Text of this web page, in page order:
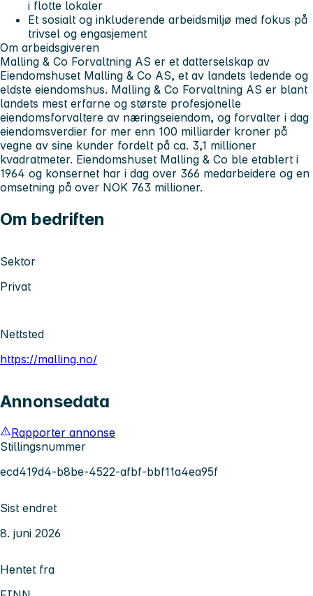
i flotte lokaler
Et sosialt og inkluderende arbeidsmiljø med fokus på
trivsel og engasjement
Om arbeidsgiveren
Malling & Co Forvaltning AS er et datterselskap av
Eiendomshuset Malling & Co AS, et av landets ledende og
eldste eiendomshus. Malling & Co Forvaltning AS er blant
landets mest erfarne og største profesjonelle
eiendomsforvaltere av næringseiendom, og forvalter i dag
eiendomsverdier for mer enn 100 milliarder kroner på
vegne av sine kunder fordelt på ca. 3,1 millioner
kvadratmeter. Eiendomshuset Malling & Co ble etablert i
1964 og konsernet har i dag over 366 medarbeidere og en
omsetning på over NOK 763 millioner.
Om bedriften
Sektor
Privat
Nettsted
https://malling.no/
Annonsedata
Rapporter annonse
Stillingsnummer
ecd419d4-b8be-4522-afbf-bbf11a4ea95f
Sist endret
8. juni 2026
Hentet fra